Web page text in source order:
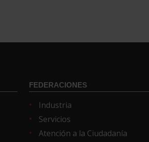
FEDERACIONES
Industria
Servicios
Atención a la Ciudadanía